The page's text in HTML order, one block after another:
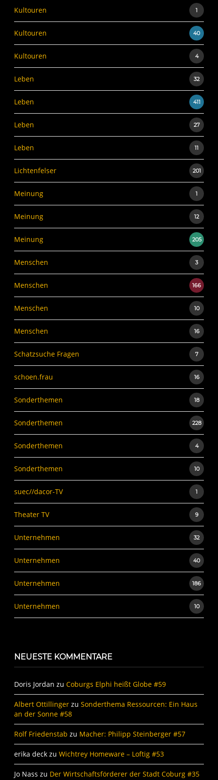
Kultouren 1
Kultouren 40
Kultouren 4
Leben 32
Leben 411
Leben 27
Leben 11
Lichtenfelser 201
Meinung 1
Meinung 12
Meinung 205
Menschen 3
Menschen 166
Menschen 10
Menschen 16
Schatzsuche Fragen 7
schoen.frau 16
Sonderthemen 18
Sonderthemen 228
Sonderthemen 4
Sonderthemen 10
suec//dacor-TV 1
Theater TV 9
Unternehmen 32
Unternehmen 40
Unternehmen 186
Unternehmen 10
NEUESTE KOMMENTARE
Doris Jordan zu Coburgs Elphi heißt Globe #59
Albert Ottillinger zu Sonderthema Ressourcen: Ein Haus
an der Sonne #58
Rolf Friedenstab zu Macher: Philipp Steinberger #57
erika deck zu Wichtrey Homeware – Loftig #53
Jo Nass zu Der Wirtschaftsförderer der Stadt Coburg #35